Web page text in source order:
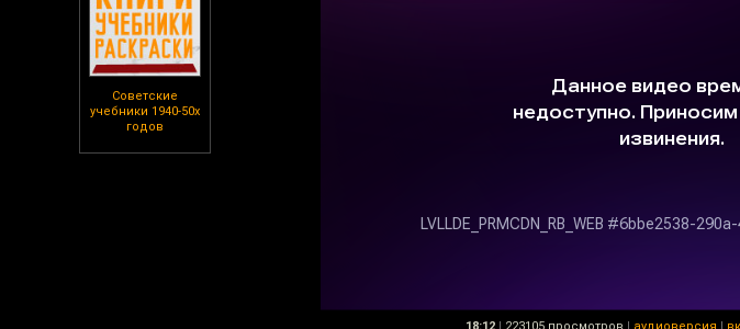
Советские
учебники 1940-50х
годов